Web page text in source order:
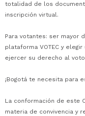
totalidad de los
inscripción virtual.
Para votantes: ser mayor
plataforma VOTEC y
ejercer su derecho al
¡Bogotá te necesita para
La conformación de este
materia de convivencia y